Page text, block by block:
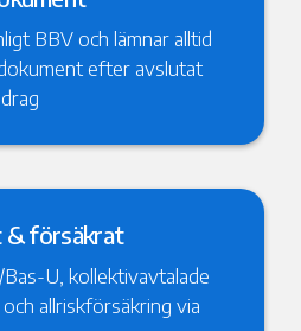
BBV och lämnar alltid
efter avslutat
försäkrat
U, kollektivavtalade
allriskförsäkring via